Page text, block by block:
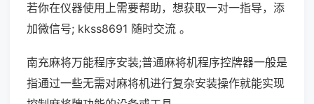
若你在仪器使用上需要帮助，想获取一对一指导，添
加微信号; kkss8691 随时交流 。
南充麻将万能程序安装;普通麻将机程序控牌器一般是
指通过一些无需对麻将机进行复杂安装操作就能实现